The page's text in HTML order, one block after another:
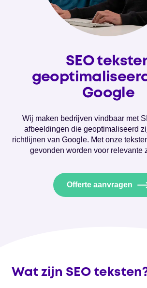
SEO
Google
Wij maken bedrijven vindbaar met
afbeeldingen die geoptimaliseerd
richtlijnen van Google. Met onze
gevonden worden voor relevante
Offerte aanvragen
Wat zijn SEO